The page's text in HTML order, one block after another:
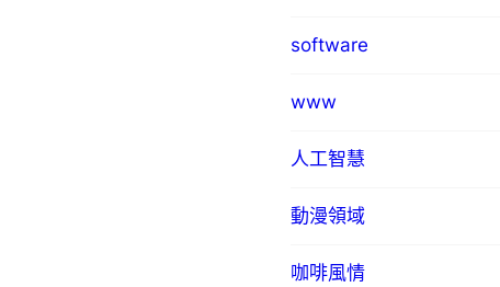
software
www
人工智慧
動漫領域
咖啡風情